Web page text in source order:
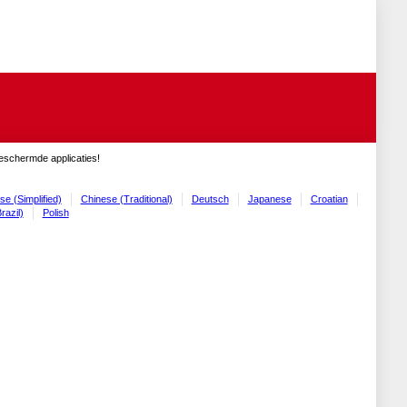
applicaties!
(Simplified) Chinese (Traditional) Deutsch Japanese
Croatian
Polish